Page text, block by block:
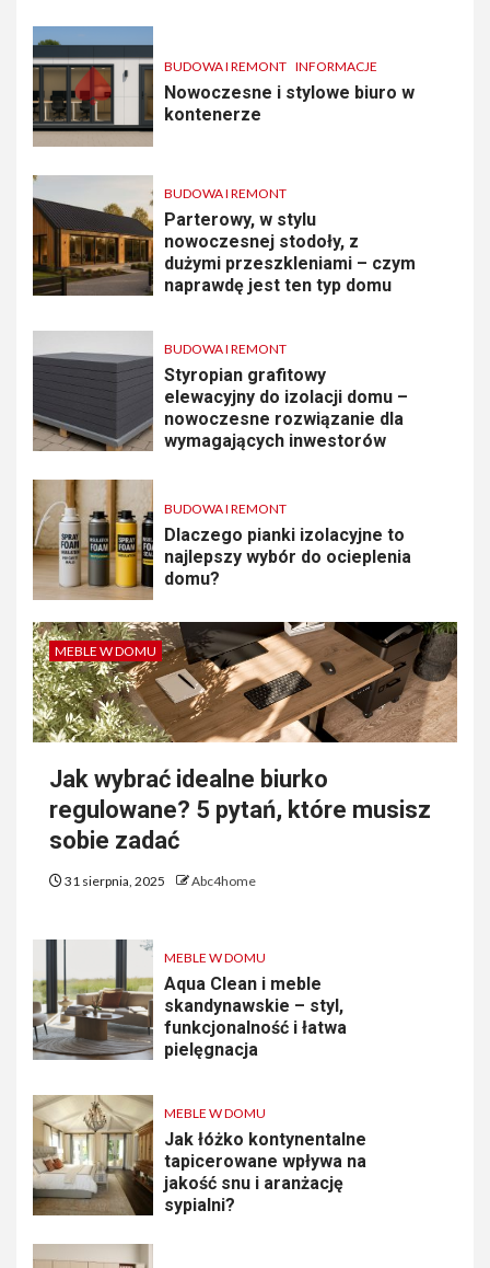
BUDOWA I REMONT INFORMACJE
Nowoczesne i stylowe biuro w
kontenerze
BUDOWA I REMONT
Parterowy, w stylu
nowoczesnej stodoły, z
dużymi przeszkleniami – czym
naprawdę jest ten typ domu
BUDOWA I REMONT
Styropian grafitowy
elewacyjny do izolacji domu –
nowoczesne rozwiązanie dla
wymagających inwestorów
BUDOWA I REMONT
Dlaczego pianki izolacyjne to
najlepszy wybór do ocieplenia
domu?
MEBLE W DOMU
Jak wybrać idealne biurko
regulowane? 5 pytań, które musisz
sobie zadać
31 sierpnia, 2025 Abc4home
MEBLE W DOMU
Aqua Clean i meble
skandynawskie – styl,
funkcjonalność i łatwa
pielęgnacja
MEBLE W DOMU
Jak łóżko kontynentalne
tapicerowane wpływa na
jakość snu i aranżację
sypialni?